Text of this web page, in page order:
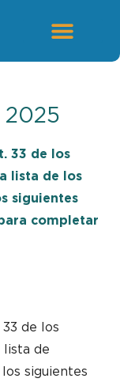
2025
33 de los
lista de los
siguientes
completar
de los
lista de
siguientes